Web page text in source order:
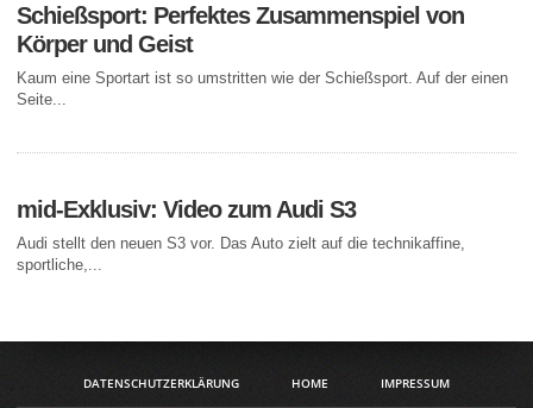
Schießsport: Perfektes Zusammenspiel von
Körper und Geist
Kaum eine Sportart ist so umstritten wie der Schießsport. Auf der einen
Seite...
mid-Exklusiv: Video zum Audi S3
Audi stellt den neuen S3 vor. Das Auto zielt auf die technikaffine,
sportliche,...
DATENSCHUTZERKLÄRUNG HOME IMPRESSUM